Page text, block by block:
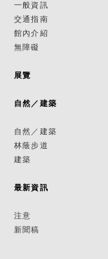
一般資訊
交通指南
館內介紹
無障礙
展覽
自然／建築
自然／建築
林蔭步道
建築
最新資訊
注意
新聞稿